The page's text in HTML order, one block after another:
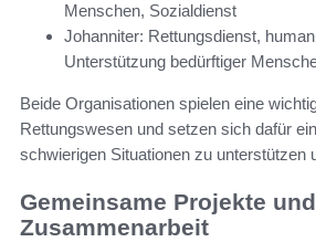
Menschen, Sozialdienst
Johanniter: Rettungsdienst,
Unterstützung bedürftiger
Beide Organisationen spielen eine
Rettungswesen und setzen sich dafür
schwierigen Situationen zu unterstützen
Gemeinsame Projekte und
Zusammenarbeit